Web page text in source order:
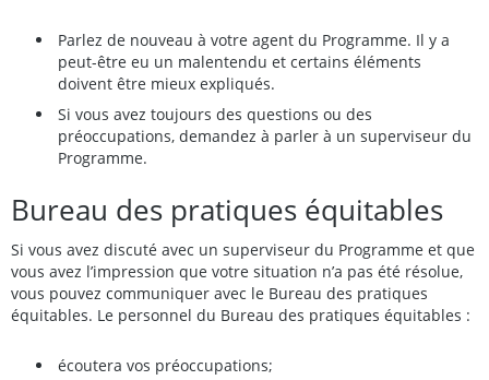
Parlez de nouveau à votre agent du Programme. Il y a
peut-être eu un malentendu et certains éléments
doivent être mieux expliqués.
Si vous avez toujours des questions ou des
préoccupations, demandez à parler à un superviseur du
Programme.
Bureau des pratiques équitables
Si vous avez discuté avec un superviseur du Programme et que
vous avez l’impression que votre situation n’a pas été résolue,
vous pouvez communiquer avec le Bureau des pratiques
équitables. Le personnel du Bureau des pratiques équitables :
écoutera vos préoccupations;